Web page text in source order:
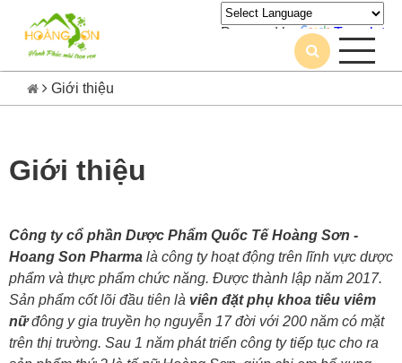
Powered by Translate
Giới thiệu
Giới thiệu
Công ty cổ phần Dược Phẩm Quốc Tế Hoàng Sơn -
Hoang Son Pharma là công ty hoạt động trên lĩnh vực dược
phẩm và thực phẩm chức năng. Được thành lập năm 2017.
Sản phẩm cốt lõi đầu tiên là viên đặt phụ khoa tiêu viêm
nữđông y gia truyền họ nguyễn 17 đời với 200 năm có mặt
trên thị trường. Sau 1 năm phát triển công ty tiếp tục cho ra